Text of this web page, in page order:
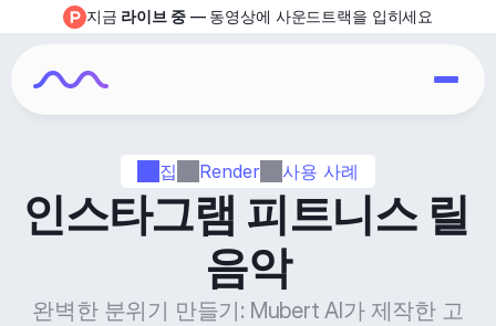
집 Render 사용 사례
인스타그램 피트니스 릴
음악
완벽한 분위기 만들기: Mubert AI가 제작한 고
지금 라이브 중 — 동영상에 사운드트랙을 입히세요